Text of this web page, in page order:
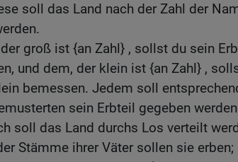
soll das Land nach der Zahl der
groß ist {an Zahl} , sollst du sein
und dem, der klein ist {an Zahl} ,
bemessen. Jedem soll
sein Erbteil gegeben
soll das Land durchs Los verteilt
Stämme ihrer Väter sollen sie erben;